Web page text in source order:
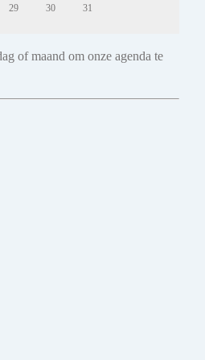
29 30 31
of maand om onze agenda te